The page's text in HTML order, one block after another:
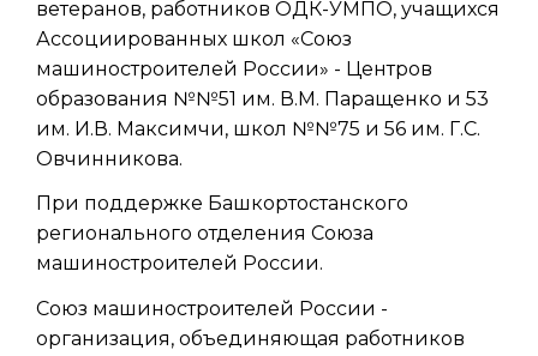
ветеранов, работников ОДК-УМПО, учащихся
Ассоциированных школ «Союз
машиностроителей России» - Центров
образования №№51 им. В.М. Паращенко и 53
им. И.В. Максимчи, школ №№75 и 56 им. Г.С.
Овчинникова.
При поддержке Башкортостанского
регионального отделения Союза
машиностроителей России.
Союз машиностроителей России -
организация, объединяющая работников